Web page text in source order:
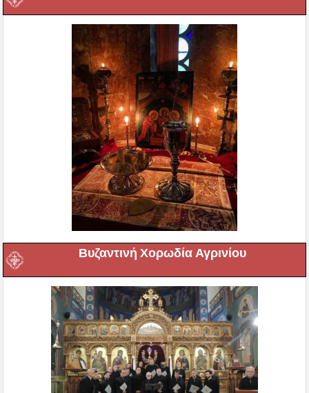
Βυζαντινή Χορωδία Αγρινίου